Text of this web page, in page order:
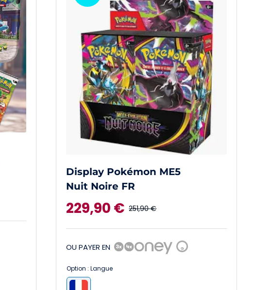
Display Pokémon ME5
Nuit Noire FR
251,90€
prix
initial
229,90 €
prix
actuel
OU PAYER EN ?
Option : Langue